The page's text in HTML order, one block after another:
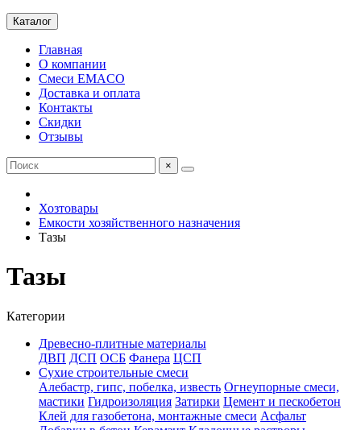
Каталог
Главная
О компании
Смеси EMACO
Доставка и оплата
Контакты
Скидки
Отзывы
×
Хозтовары
Емкости хозяйственного назначения
Тазы
Тазы
Категории
Древесно-плитные материалы
ДВП ДСП ОСБ Фанера ЦСП
Сухие строительные смеси
Алебастр, гипс, побелка, известь Огнеупорные смеси,
мастики Гидроизоляция Затирки Цемент и пескобетон
Клей для газобетона, монтажные смеси Асфальт